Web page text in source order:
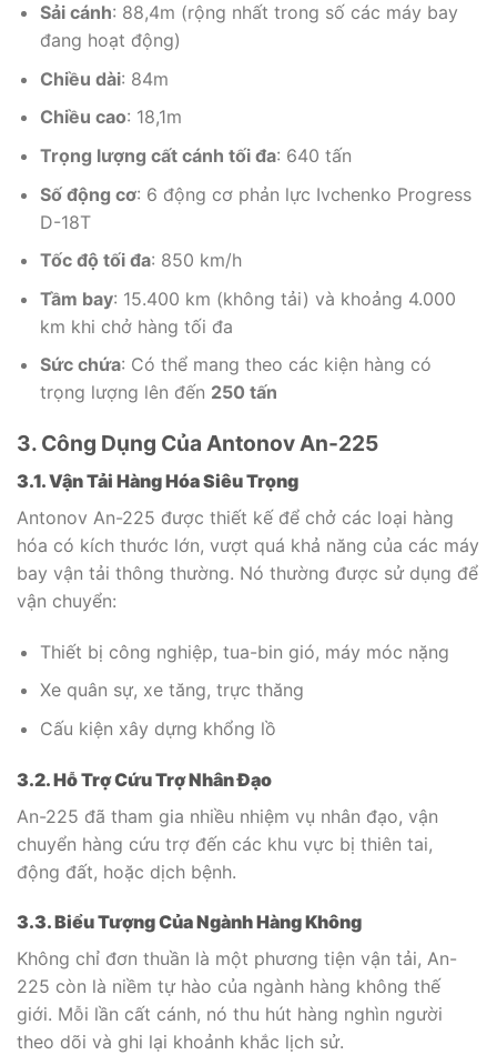
Sải cánh: 88,4m (rộng nhất trong số các máy bay
đang hoạt động)
Chiều dài: 84m
Chiều cao: 18,1m
Trọng lượng cất cánh tối đa: 640 tấn
Số động cơ: 6 động cơ phản lực Ivchenko Progress
D-18T
Tốc độ tối đa: 850 km/h
Tầm bay: 15.400 km (không tải) và khoảng 4.000
km khi chở hàng tối đa
Sức chứa: Có thể mang theo các kiện hàng có
trọng lượng lên đến 250 tấn
3. Công Dụng Của Antonov An-225
3.1. Vận Tải Hàng Hóa Siêu Trọng
Antonov An-225 được thiết kế để chở các loại hàng
hóa có kích thước lớn, vượt quá khả năng của các máy
bay vận tải thông thường. Nó thường được sử dụng để
vận chuyển:
Thiết bị công nghiệp, tua-bin gió, máy móc nặng
Xe quân sự, xe tăng, trực thăng
Cấu kiện xây dựng khổng lồ
3.2. Hỗ Trợ Cứu Trợ Nhân Đạo
An-225 đã tham gia nhiều nhiệm vụ nhân đạo, vận
chuyển hàng cứu trợ đến các khu vực bị thiên tai,
động đất, hoặc dịch bệnh.
3.3. Biểu Tượng Của Ngành Hàng Không
Không chỉ đơn thuần là một phương tiện vận tải, An-
225 còn là niềm tự hào của ngành hàng không thế
giới. Mỗi lần cất cánh, nó thu hút hàng nghìn người
theo dõi và ghi lại khoảnh khắc lịch sử.